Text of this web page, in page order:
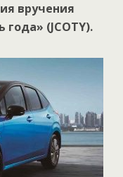
вручения
(JCOTY).